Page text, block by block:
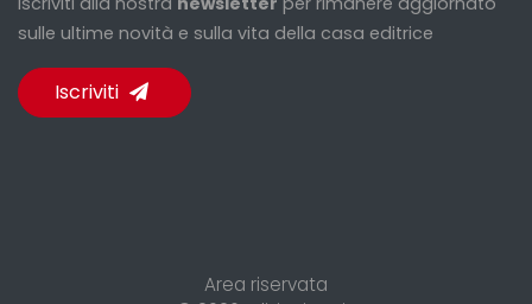
sulle ultime novità e sulla vita della casa editrice
Iscriviti
Area riservata